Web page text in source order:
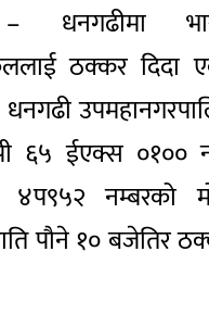
धनगढीमा
ठक्कर दिदा
६५ ईएक्स ०१००
नम्बरको
पौने १० बजेतिर